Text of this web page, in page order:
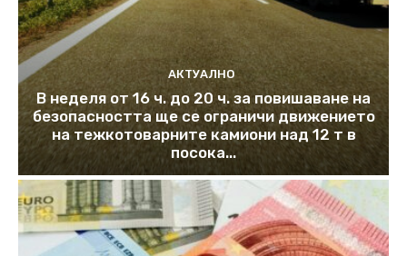
АКТУАЛНО
В неделя от 16 ч. до 20 ч. за повишаване на
безопасността ще се ограничи движението
на тежкотоварните камиони над 12 т в
посока...